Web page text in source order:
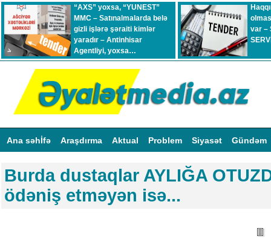
“AXS” yoxsa, “YUNEST”
MMC – Satınalmalarda belə
gizli işlərə şəraiti kimlər
yaradır – Antinhisar
Agentliyi, yoxsa…
var –
Ana səhİfə Araşdırma Aktual Problem Siyasət Gündəm
Burda dustaqlar AYLIĞA
ödəniş etməyən isə...